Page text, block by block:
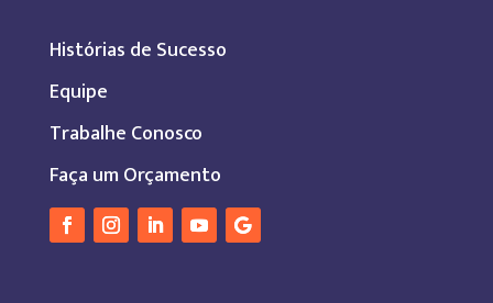
Histórias de Sucesso
Equipe
Trabalhe Conosco
Faça um Orçamento